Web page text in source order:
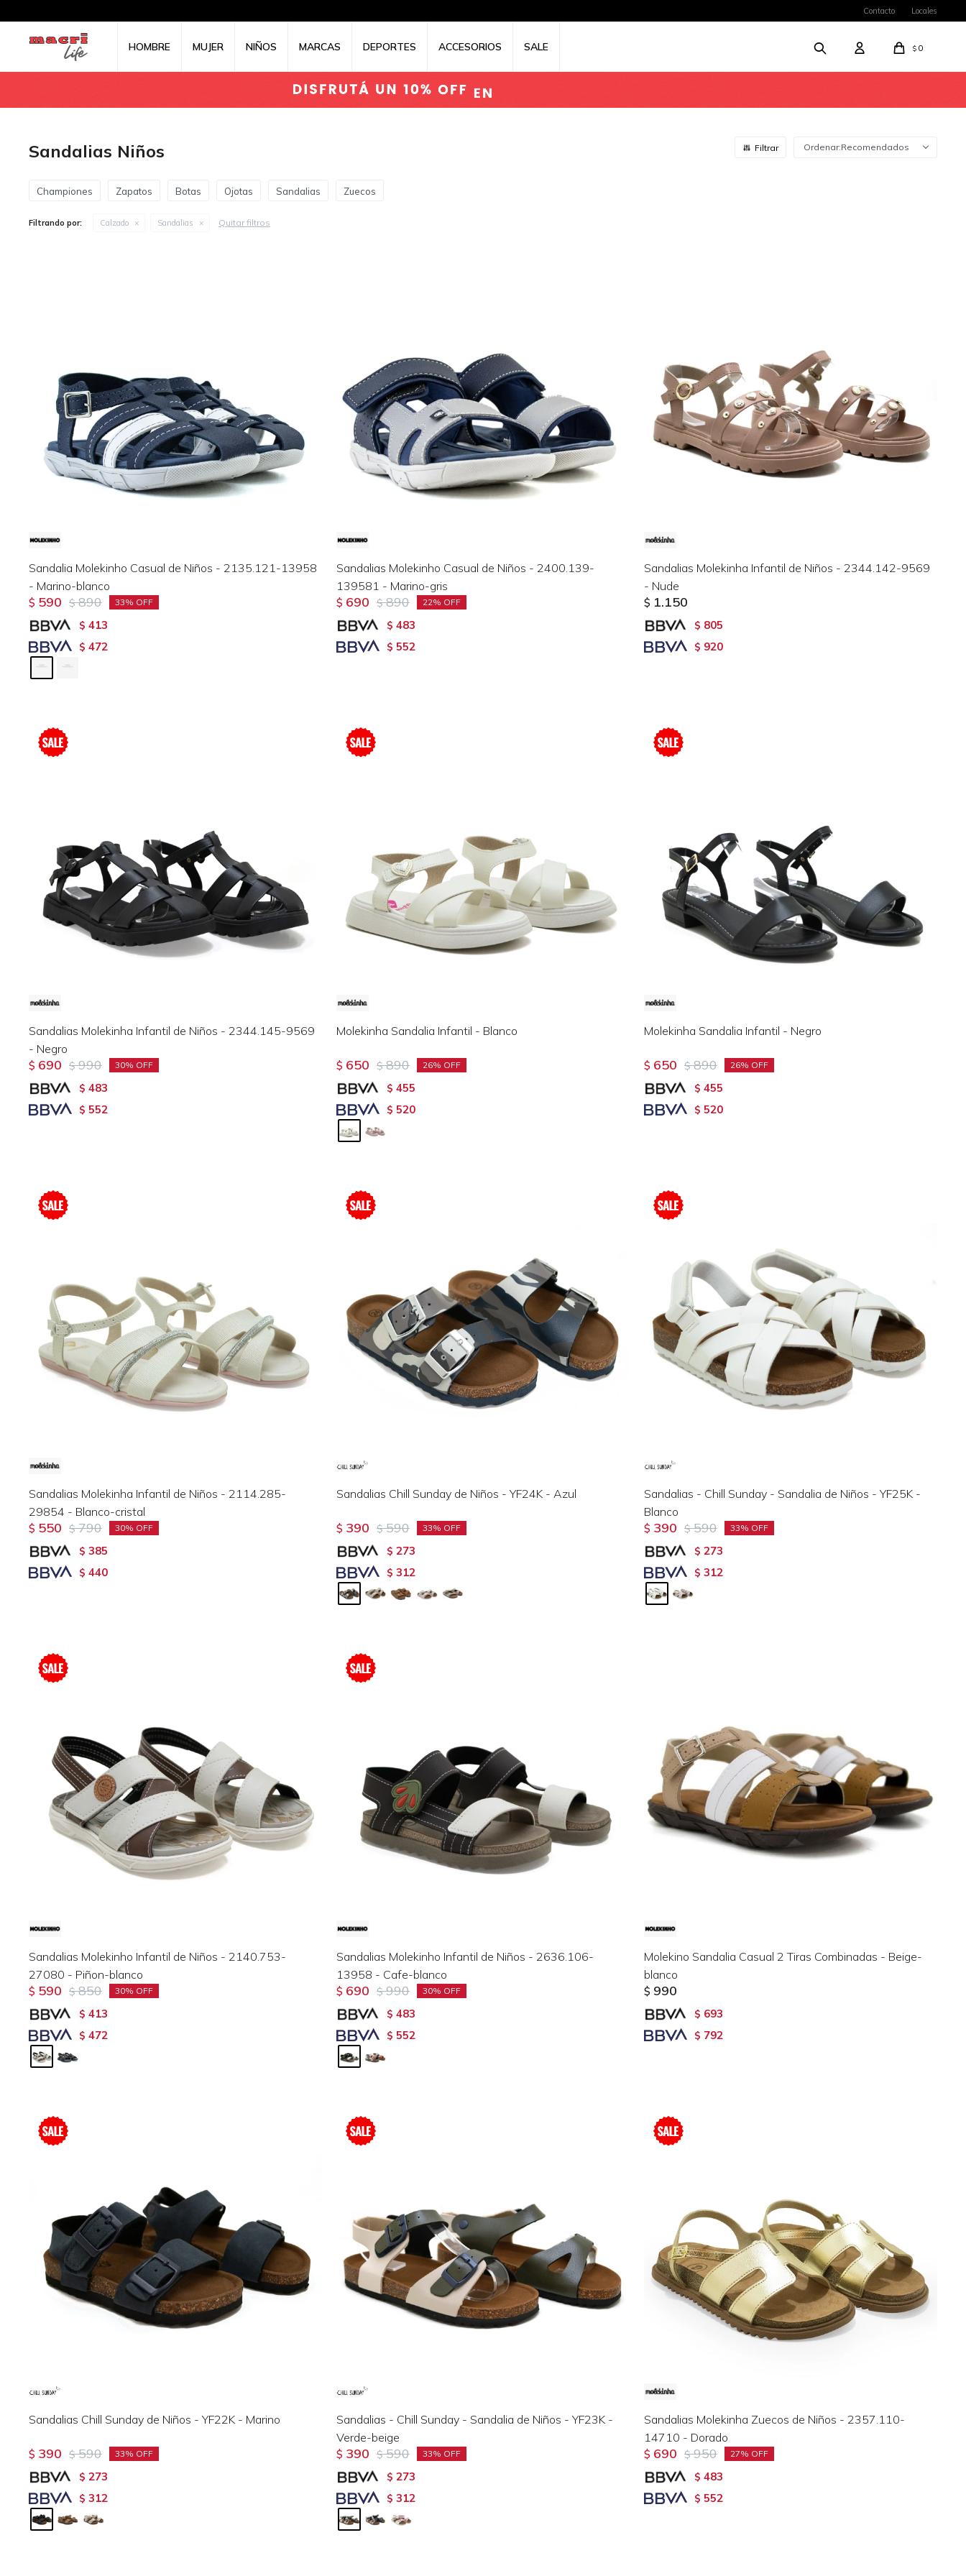
HOMBRE MUJER NIÑOS MARCAS DEPORTES ACCESORIOS SALE $ 0
Contacto Locales
Sandalias Niños Recomendados
Championes Zapatos Botas Ojotas Sandalias Zuecos
Filtrando por: Calzado Sandalias Quitar filtros
Sandalia Molekinho Casual de Niños - 2135.121-13958
- Marino-blanco
$ 590 $ 890 33
$ 413
$ 472
Sandalias Molekinho Casual de Niños - 2400.139-
139581 - Marino-gris
$ 690 $ 890 22
$ 483
$ 552
Sandalias Molekinha Infantil de Niños - 2344.142-9569
- Nude
$ 1.150
$ 805
$ 920
Sandalias Molekinha Infantil de Niños - 2344.145-9569
- Negro
$ 690 $ 990 30
$ 483
$ 552
Molekinha Sandalia Infantil - Blanco
$ 650 $ 890 26
$ 455
$ 520
Molekinha Sandalia Infantil - Negro
$ 650 $ 890 26
$ 455
$ 520
Sandalias Molekinha Infantil de Niños - 2114.285-
29854 - Blanco-cristal
$ 550 $ 790 30
$ 385
$ 440
Sandalias Chill Sunday de Niños - YF24K - Azul
$ 390 $ 590 33
$ 273
$ 312
Sandalias - Chill Sunday - Sandalia de Niños - YF25K -
Blanco
$ 390 $ 590 33
$ 273
$ 312
Sandalias Molekinho Infantil de Niños - 2140.753-
27080 - Piñon-blanco
$ 590 $ 850 30
$ 413
$ 472
Sandalias Molekinho Infantil de Niños - 2636.106-
13958 - Cafe-blanco
$ 690 $ 990 30
$ 483
$ 552
Molekino Sandalia Casual 2 Tiras Combinadas - Beige-
blanco
$ 990
$ 693
$ 792
Sandalias Chill Sunday de Niños - YF22K - Marino
$ 390 $ 590 33
$ 273
$ 312
Sandalias - Chill Sunday - Sandalia de Niños - YF23K -
Verde-beige
$ 390 $ 590 33
$ 273
$ 312
Sandalias Molekinha Zuecos de Niños - 2357.110-
14710 - Dorado
$ 690 $ 950 27
$ 483
$ 552